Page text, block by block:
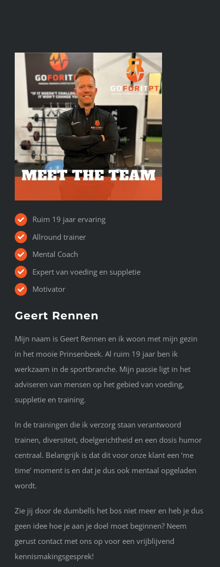
Ruim 19 jaar ervaring
Allround trainer
Mental Coach
Expert van voeding en suppletie
Motivator
Geert Rennen
Mijn naam is Geert Rennen en ik woon met mijn gezin
in het mooie Prinsenbeek. Al ruim 19 jaar ben ik
werkzaam in de sportbranche. Mijn passie ligt in het
adviseren van mensen op het gebied van voeding,
suppletie en training.
In de trainingen die ik verzorg staan verantwoord
trainen, diversiteit, doelgerichtheid en een dosis humor
centraal. Belangrijk is dat dit voor onze klant een ‘me
time’ moment is en dat je dus ook mentaal opgeladen
wordt.
Zie jij door de dumbells het bos niet meer en heb je dus
geen idee hoe je aan je doel moet beginnen? Neem
gerust contact met ons op voor een vrijblijvend
kennismakingsgesprek!